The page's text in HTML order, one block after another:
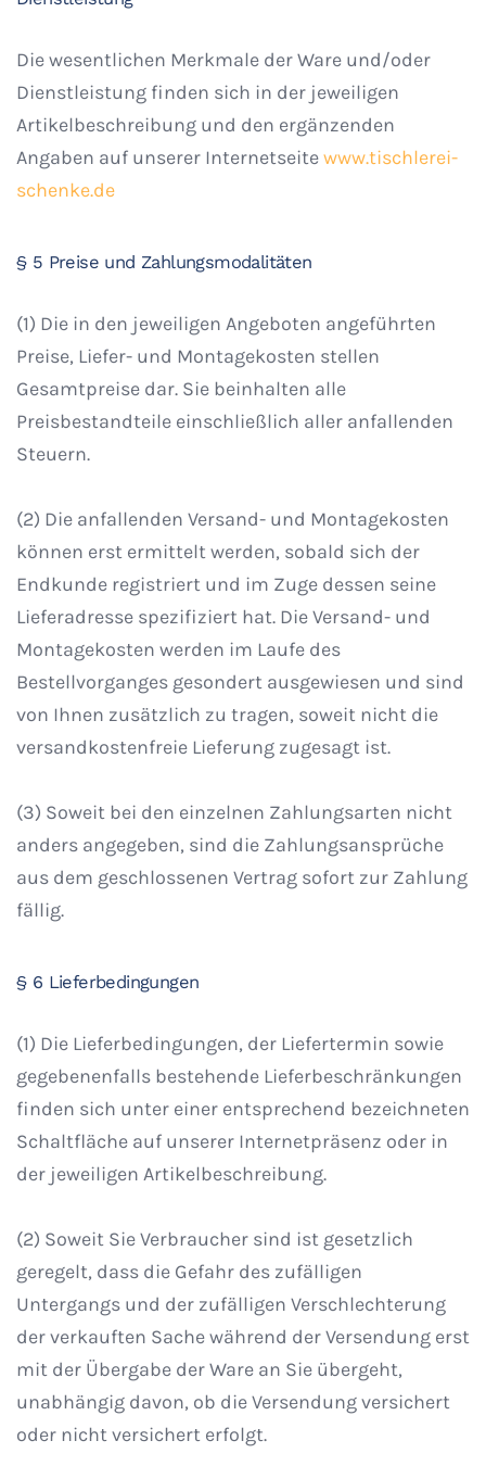
Die wesentlichen Merkmale der Ware und/oder
Dienstleistung finden sich in der jeweiligen
Artikelbeschreibung und den ergänzenden
Angaben auf unserer Internetseitewww.tischlerei-
schenke.de
§ 5 Preise und Zahlungsmodalitäten
(1) Die in den jeweiligen Angeboten angeführten
Preise, Liefer- und Montagekosten stellen
Gesamtpreise dar. Sie beinhalten alle
Preisbestandteile einschließlich aller anfallenden
Steuern.
(2) Die anfallenden Versand- und Montagekosten
können erst ermittelt werden, sobald sich der
Endkunde registriert und im Zuge dessen seine
Lieferadresse spezifiziert hat. Die Versand- und
Montagekosten werden im Laufe des
Bestellvorganges gesondert ausgewiesen und sind
von Ihnen zusätzlich zu tragen, soweit nicht die
versandkostenfreie Lieferung zugesagt ist.
(3) Soweit bei den einzelnen Zahlungsarten nicht
anders angegeben, sind die Zahlungsansprüche
aus dem geschlossenen Vertrag sofort zur Zahlung
fällig.
§ 6 Lieferbedingungen
(1) Die Lieferbedingungen, der Liefertermin sowie
gegebenenfalls bestehende Lieferbeschränkungen
finden sich unter einer entsprechend bezeichneten
Schaltfläche auf unserer Internetpräsenz oder in
der jeweiligen Artikelbeschreibung.
(2) Soweit Sie Verbraucher sind ist gesetzlich
geregelt, dass die Gefahr des zufälligen
Untergangs und der zufälligen Verschlechterung
der verkauften Sache während der Versendung erst
mit der Übergabe der Ware an Sie übergeht,
unabhängig davon, ob die Versendung versichert
oder nicht versichert erfolgt.